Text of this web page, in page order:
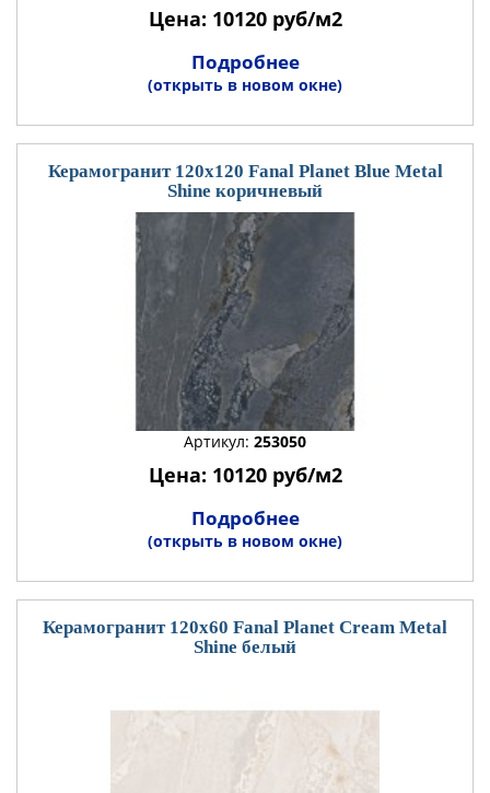
Цена: 10120 руб/м2
Подробнее
(открыть в новом окне)
Керамогранит 120x120 Fanal Planet Blue Metal
Shine коричневый
Артикул: 253050
Цена: 10120 руб/м2
Подробнее
(открыть в новом окне)
Керамогранит 120x60 Fanal Planet Cream Metal
Shine белый